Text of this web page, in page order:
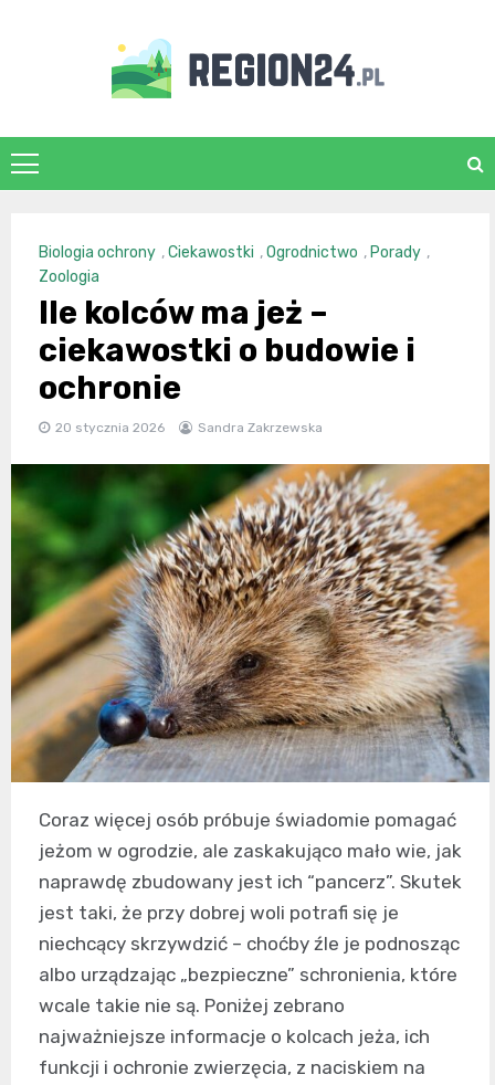
region24.pl
Biologia ochrony ,Ciekawostki ,Ogrodnictwo ,Porady ,
Zoologia
Ile kolców ma jeż –
ciekawostki o budowie i
ochronie
20 stycznia 2026 Sandra Zakrzewska
Coraz więcej osób próbuje świadomie pomagać
jeżom w ogrodzie, ale zaskakująco mało wie, jak
naprawdę zbudowany jest ich “pancerz”. Skutek
jest taki, że przy dobrej woli potrafi się je
niechcący skrzywdzić – choćby źle je podnosząc
albo urządzając „bezpieczne” schronienia, które
wcale takie nie są. Poniżej zebrano
najważniejsze informacje o kolcach jeża, ich
funkcji i ochronie zwierzęcia, z naciskiem na